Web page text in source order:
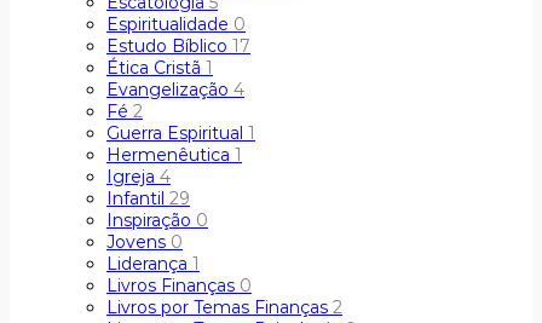
Espiritualidade 0
Estudo Bíblico 17
Ética Cristã 1
Evangelização 4
Fé 2
Guerra Espiritual 1
Hermenêutica 1
Igreja 4
Infantil 29
Inspiração 0
Jovens 0
Liderança 1
Livros Finanças 0
Livros por Temas Finanças 2